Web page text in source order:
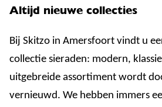
Altijd nieuwe collecties
Bij Skitzo in Amersfoort vindt u
collectie sieraden: modern,
uitgebreide assortiment wordt
vernieuwd. We hebben immers